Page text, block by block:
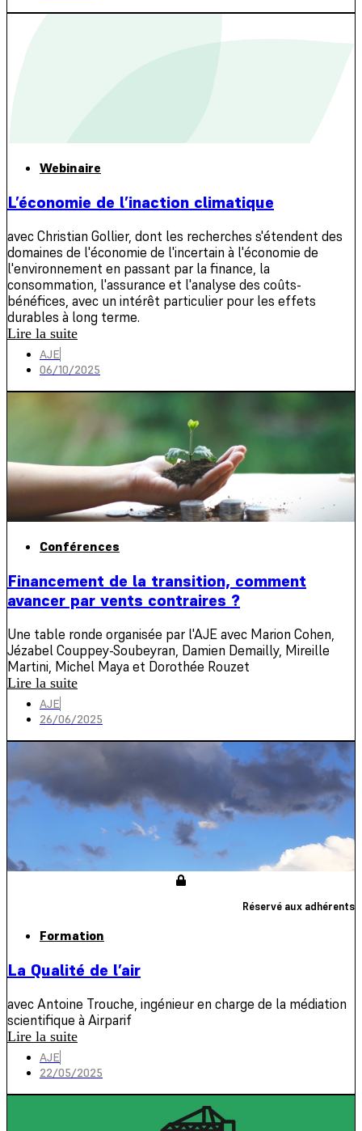
Webinaire
L’économie de l’inaction climatique
avec Christian Gollier, dont les recherches s'étendent des
domaines de l'économie de l'incertain à l'économie de
l'environnement en passant par la finance, la
consommation, l'assurance et l'analyse des coûts-
bénéfices, avec un intérêt particulier pour les effets
durables à long terme.
Lire la suite
AJE
06/10/2025
Conférences
Financement de la transition, comment
avancer par vents contraires ?
Une table ronde organisée par l'AJE avec Marion Cohen,
Jézabel Couppey-Soubeyran, Damien Demailly, Mireille
Martini, Michel Maya et Dorothée Rouzet
Lire la suite
AJE
26/06/2025
Réservé aux adhérents
Formation
La Qualité de l’air
avec Antoine Trouche, ingénieur en charge de la médiation
scientifique à Airparif
Lire la suite
AJE
22/05/2025